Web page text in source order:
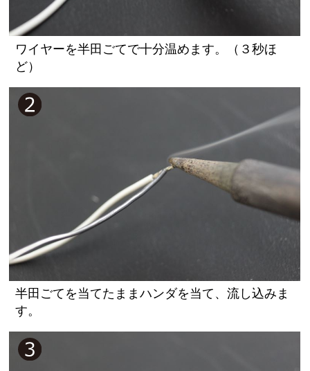
ワイヤーを半田ごてで十分温めます。（３秒ほ
ど）
半田ごてを当てたままハンダを当て、流し込みま
す。